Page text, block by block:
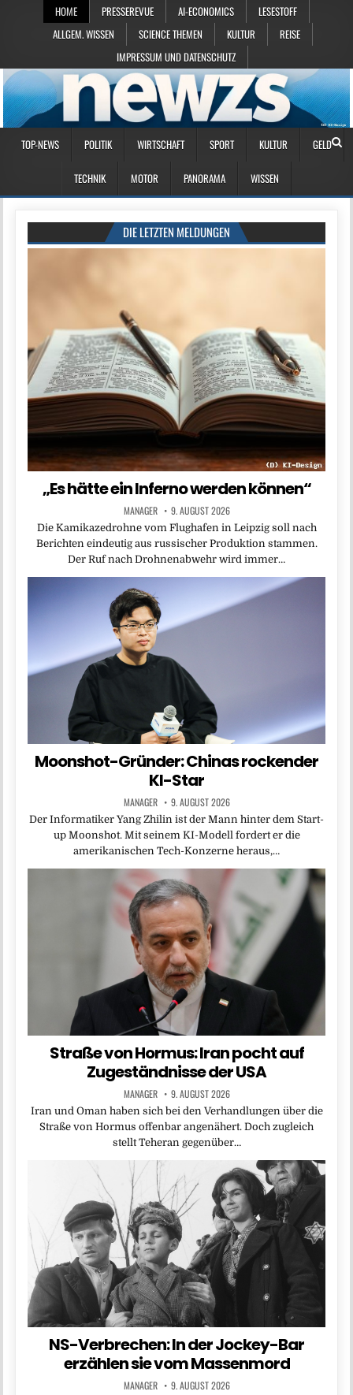
HOME PRESSEREVUE AI-ECONOMICS
LESESTOFF
ALLGEM. WISSEN
SCIENCE THEMEN KULTUR
REISE
IMPRESSUM UND DATENSCHUTZ
TOP-NEWS POLITIK WIRTSCHAFT SPORT KULTUR GELD
TECHNIK MOTOR PANORAMA WISSEN
DIE LETZTEN MELDUNGEN
„Es hätte ein Inferno werden können“
MANAGER 9. AUGUST 2026
Die Kamikazedrohne vom Flughafen in Leipzig soll nach
Berichten eindeutig aus russischer Produktion stammen.
Der Ruf nach Drohnenabwehr wird immer…
Moonshot-Gründer: Chinas rockender
KI-Star
MANAGER 9. AUGUST 2026
Der Informatiker Yang Zhilin ist der Mann hinter dem Start-
up Moonshot. Mit seinem KI-Modell fordert er die
amerikanischen Tech-Konzerne heraus,…
Straße von Hormus: Iran pocht auf
Zugeständnisse der USA
MANAGER 9. AUGUST 2026
Iran und Oman haben sich bei den Verhandlungen über die
Straße von Hormus offenbar angenähert. Doch zugleich
stellt Teheran gegenüber…
NS-Verbrechen: In der Jockey-Bar
erzählen sie vom Massenmord
MANAGER 9. AUGUST 2026